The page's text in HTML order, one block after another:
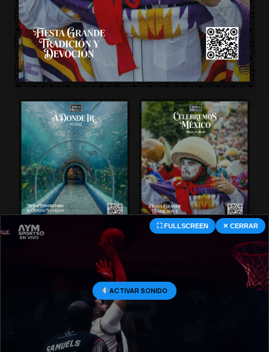
⛶ FULLSCREEN ✕ CERRAR
ACTIVAR SONIDO
© 2026 Central Deportiva MX. All Rights Reserved.